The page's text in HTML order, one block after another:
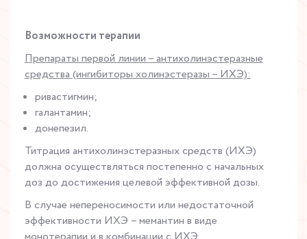
Возможности терапии
Препараты первой линии – антихолинэстеразные
средства (ингибиторы холинэстеразы – ИХЭ):
ривастигмин;
галантамин;
донепезил.
Титрация антихолинэстеразных средств (ИХЭ)
должна осуществляться постепенно с начальных
доз до достижения целевой эффективной дозы.
В случае непереносимости или недостаточной
эффективности ИХЭ – мемантин в виде